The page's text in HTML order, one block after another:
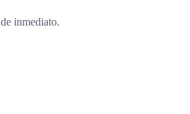
de inmediato.